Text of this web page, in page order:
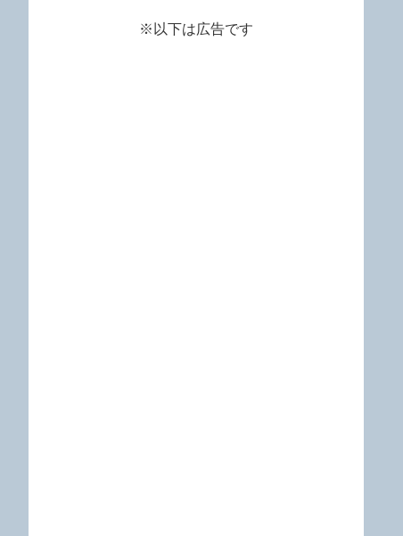
※以下は広告です